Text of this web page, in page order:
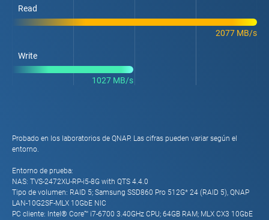
Read
2077 MB/s
Write
1027 MB/s
Probado en los laboratorios de QNAP. Las cifras pueden variar según el
entorno.
Entorno de prueba:
NAS: TVS-2472XU-RP-i5-8G with QTS 4.4.0
Tipo de volumen: RAID 5; Samsung SSD860 Pro 512G* 24 (RAID 5), QNAP
LAN-10G2SF-MLX 10GbE NIC
PC cliente: Intel® Core™ i7-6700 3.40GHz CPU; 64GB RAM; MLX CX3 10GbE